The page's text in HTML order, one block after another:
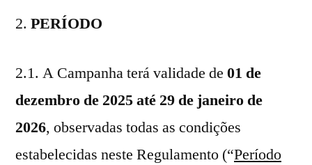
2. PERÍODO
2.1. A Campanha terá validade de 01 de
dezembro de 2025 até 29 de janeiro de
2026, observadas todas as condições
estabelecidas neste Regulamento (“Período